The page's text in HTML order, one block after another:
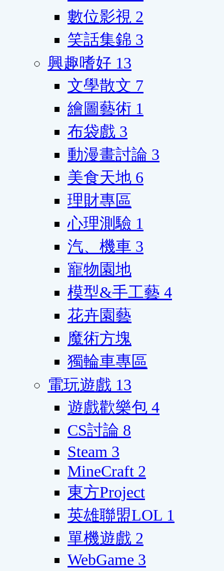
數位影視 2
笑話集錦 3
興趣嗜好 13
文學散文 7
繪圖藝術 1
布袋戲 3
動漫畫討論 3
美食天地 6
理財專區
心理測驗 1
汽、機車 3
寵物園地
模型&手工藝 4
花卉園藝
魔術方塊
獨輪車專區
電玩遊戲 13
遊戲歡樂包 4
CS討論 8
Steam 3
MineCraft 2
東方Project
英雄聯盟LOL 1
單機遊戲 2
WebGame 3